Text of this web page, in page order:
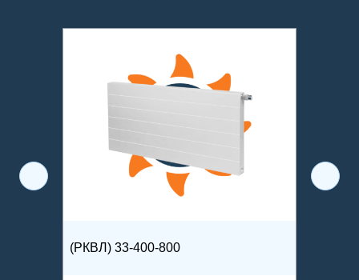
(РКВЛ) 33-400-800